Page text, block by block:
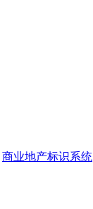
商业地产标识系统